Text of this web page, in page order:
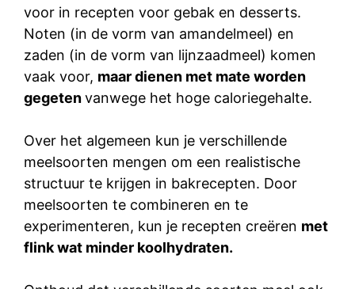
voor in recepten voor gebak en desserts.
Noten (in de vorm van amandelmeel) en
zaden (in de vorm van lijnzaadmeel) komen
vaak voor, maar dienen met mate worden
gegetenvanwege het hoge caloriegehalte.
Over het algemeen kun je verschillende
meelsoorten mengen om een realistische
structuur te krijgen in bakrecepten. Door
meelsoorten te combineren en te
experimenteren, kun je recepten creëren met
flink wat minder koolhydraten.